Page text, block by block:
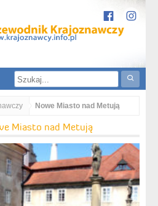
Nowe Miasto nad Metują
Miasto nad Metują